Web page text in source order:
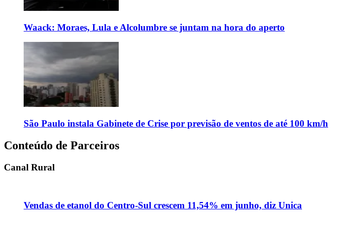
Waack: Moraes, Lula e Alcolumbre se juntam na hora do aperto
São Paulo instala Gabinete de Crise por previsão de ventos de até 100 km/h
Conteúdo de Parceiros
Canal Rural
Vendas de etanol do Centro-Sul crescem 11,54% em junho, diz Unica